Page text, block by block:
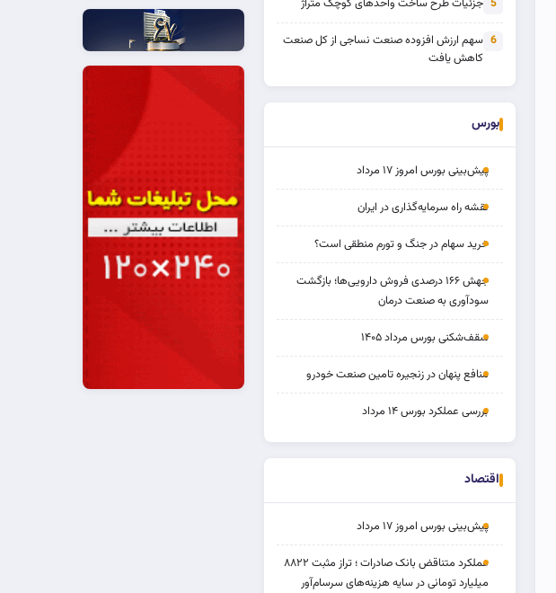
5
6 سهم ارزش افزوده صنعت نساجی از کل صنعت
کاهش یافت
بورس
پیش‌بینی بورس امروز ۱۷ مرداد
نقشه راه سرمایه‌گذاری در ایران
خرید سهام در جنگ و تورم منطقی است؟
جهش ۱۶۶ درصدی فروش دارویی‌ها؛ بازگشت
سودآوری به صنعت درمان
سقف‌شکنی بورس مرداد ۱۴۰۵
منافع پنهان در زنجیره تامین صنعت خودرو
بررسی عملکرد بورس ۱۴ مرداد
اقتصاد
پیش‌بینی بورس امروز ۱۷ مرداد
عملکرد متناقض بانک صادرات ؛ تراز مثبت ۸۸۲۲
میلیارد تومانی در سایه هزینه‌های سرسام‌آور